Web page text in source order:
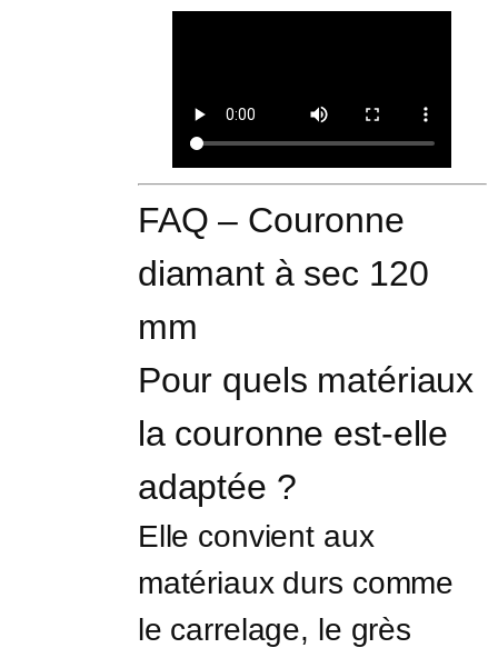
FAQ – Couronne
diamant à sec 120
mm
Pour quels matériaux
la couronne est-elle
adaptée ?
Elle convient aux
matériaux durs comme
le carrelage, le grès